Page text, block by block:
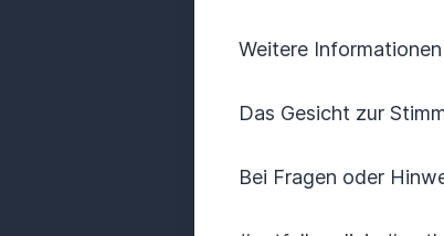
Weitere
Das Gesicht zur
Bei Fragen oder